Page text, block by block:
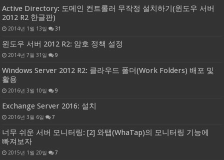
Active Directory: 도메인 컨트롤러 무작정 설치하기(윈도우 서버
2012 R2 한글판)
2014년 1월 13일 31
윈도우 서버 2012 R2: 암호 정책 설정
2014년 7월 31일 9
Windows Server 2012 R2: 클라우드 폴더(Work Folders) 배포 및
활용
2016년 3월 10일 9
Exchange Server 2016: 설치
2016년 3월 6일 7
너무 쉬운 서버 모니터링: [2] 와탭(WhaTap)의 모니터링 기능에
빠져보자
2015년 1월 20일 7